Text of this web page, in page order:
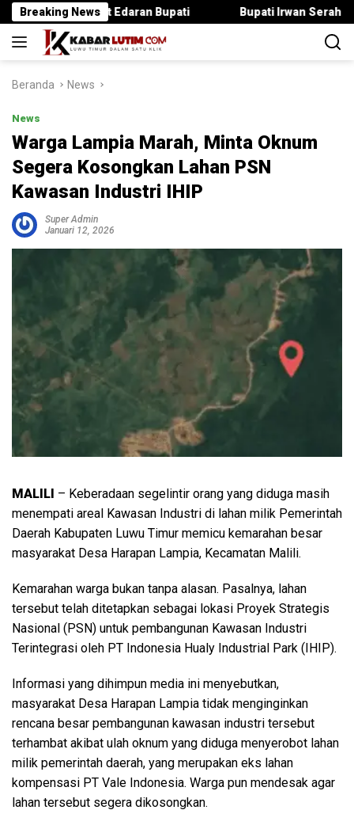
Langsung
ke
konten
Breaking News
Surat Edaran Bupati Bupati Irwan Serahkan
Beranda News
News
Warga Lampia Marah, Minta Oknum
Segera Kosongkan Lahan PSN
Kawasan Industri IHIP
Super Admin
Januari 12, 2026
MALILI – Keberadaan segelintir orang yang diduga masih
menempati areal Kawasan Industri di lahan milik Pemerintah
Daerah Kabupaten Luwu Timur memicu kemarahan besar
masyarakat Desa Harapan Lampia, Kecamatan Malili.
Kemarahan warga bukan tanpa alasan. Pasalnya, lahan
tersebut telah ditetapkan sebagai lokasi Proyek Strategis
Nasional (PSN) untuk pembangunan Kawasan Industri
Terintegrasi oleh PT Indonesia Hualy Industrial Park (IHIP).
Informasi yang dihimpun media ini menyebutkan,
masyarakat Desa Harapan Lampia tidak menginginkan
rencana besar pembangunan kawasan industri tersebut
terhambat akibat ulah oknum yang diduga menyerobot lahan
milik pemerintah daerah, yang merupakan eks lahan
kompensasi PT Vale Indonesia. Warga pun mendesak agar
lahan tersebut segera dikosongkan.